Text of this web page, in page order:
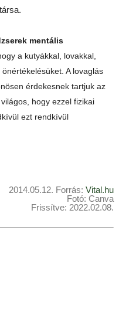
mentális
a kutyákkal, lovakkal,
A lovaglás
érdekesnek tartjuk az
hogy ezzel fizikai
ezt rendkívül
2014.05.12. Forrás: Vital.hu
Fotó: Canva
Frissítve: 2022.02.08.